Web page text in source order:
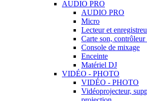
AUDIO PRO
AUDIO PRO
Micro
Lecteur et
Carte son,
Console de mixage
Enceinte
Matériel DJ
VIDÉO - PHOTO
VIDÉO - PHOTO
Vidéoprojecteur,